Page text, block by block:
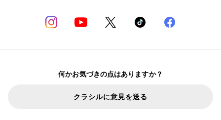
何かお気づきの点はありますか？
クラシルに意見を送る